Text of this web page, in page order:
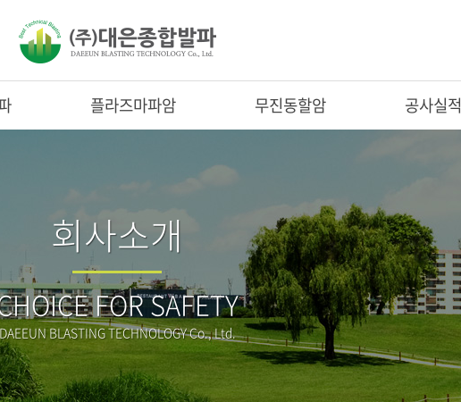
플라즈마파암 무진동할암 공사실적
회사소개
FOR SAFETY
DAEEUN BLASTING TECHNOLOGY Co., Ltd.